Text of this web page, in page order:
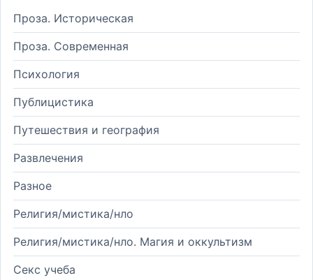
Проза. Историческая
Проза. Современная
Психология
Публицистика
Путешествия и география
Развлечения
Разное
Религия/мистика/нло
Религия/мистика/нло. Магия и оккультизм
Секс учеба